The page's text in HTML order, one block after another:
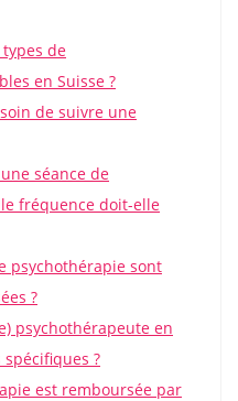
de
en Suisse ?
de suivre une
séance de
fréquence doit-elle
psychothérapie sont
?
psychothérapeute en
?
est remboursée par